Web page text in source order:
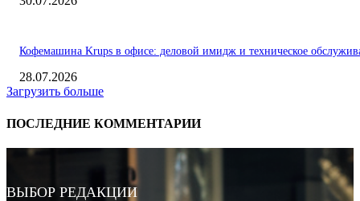
Кофемашина Krups в офисе: деловой имидж и техническое
28.07.2026
Загрузить больше
ПОСЛЕДНИЕ КОММЕНТАРИИ
ВЫБОР РЕДАКЦИИ